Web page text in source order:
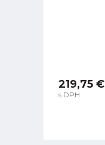
219,75 €
s DPH